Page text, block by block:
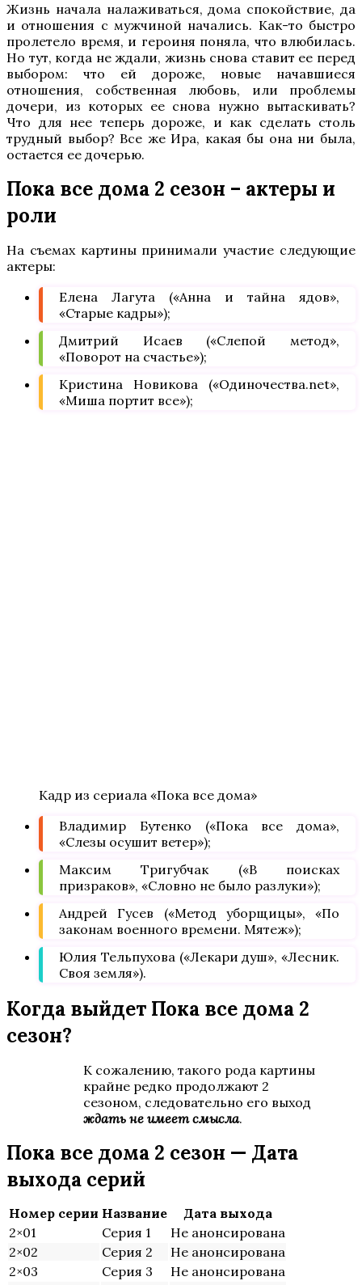
Жизнь начала налаживаться, дома спокойствие, да
и отношения с мужчиной начались. Как-то быстро
пролетело время, и героиня поняла, что влюбилась.
Но тут, когда не ждали, жизнь снова ставит ее перед
выбором: что ей дороже, новые начавшиеся
отношения, собственная любовь, или проблемы
дочери, из которых ее снова нужно вытаскивать?
Что для нее теперь дороже, и как сделать столь
трудный выбор? Все же Ира, какая бы она ни была,
остается ее дочерью.
Пока все дома 2 сезон – актеры и
роли
На съемах картины принимали участие следующие
актеры:
Елена Лагута («Анна и тайна ядов»,
«Старые кадры»);
Дмитрий Исаев («Слепой метод»,
«Поворот на счастье»);
Кристина Новикова («Одиночества.net»,
«Миша портит все»);
Кадр из сериала «Пока все дома»
Владимир Бутенко («Пока все дома»,
«Слезы осушит ветер»);
Максим Тригубчак («В поисках
призраков», «Словно не было разлуки»);
Андрей Гусев («Метод уборщицы», «По
законам военного времени. Мятеж»);
Юлия Тельпухова («Лекари душ», «Лесник.
Своя земля»).
Когда выйдет Пока все дома 2
сезон?
К сожалению, такого рода картины
крайне редко продолжают 2
сезоном, следовательно его выход
ждать не имеет смысла.
Пока все дома 2 сезон — Дата
выхода серий
Номер серии Название
Дата выхода
2×01
Серия 1
Не анонсирована
2×02
Серия 2
Не анонсирована
2×03
Серия 3
Не анонсирована